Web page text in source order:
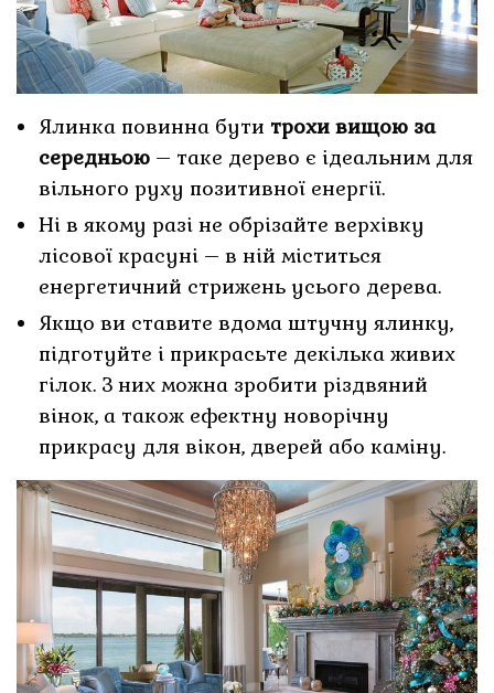
Ялинка повинна бути трохи вищою за
середньою – таке дерево є ідеальним для
вільного руху позитивної енергії.
Ні в якому разі не обрізайте верхівку
лісової красуні – в ній міститься
енергетичний стрижень усього дерева.
Якщо ви ставите вдома штучну ялинку,
підготуйте і прикрасьте декілька живих
гілок. З них можна зробити різдвяний
вінок, а також ефектну новорічну
прикрасу для вікон, дверей або каміну.